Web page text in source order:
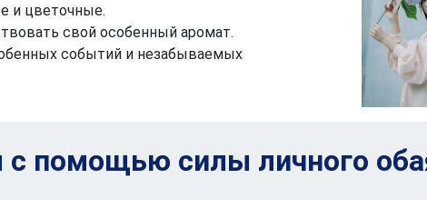
и цветочные.
свой особенный аромат.
событий и незабываемых
помощью силы личного